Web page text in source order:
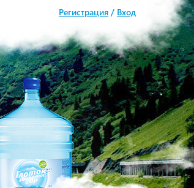
Регистрация / Вход